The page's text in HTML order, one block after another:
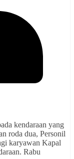
kendaraan yang
roda dua, Personil
karyawan Kapal
Rabu